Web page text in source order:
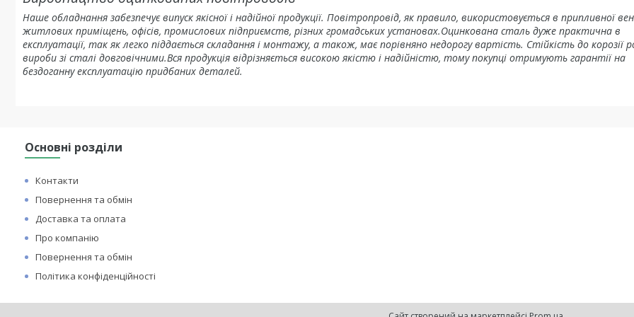
Наше обладнання забезпечує випуск якісної і надійної продукції. Повітропровід, як правило, використовується в припливної
житлових приміщень, офісів, промислових підприємств, різних громадських установах.Оцинкована сталь дуже практична в
експлуатації, так як легко піддається складання і монтажу, а також, має порівняно недорогу вартість. Стійкість до корозії
вироби зі сталі довговічними.Вся продукція відрізняється високою якістю і надійністю, тому покупці отримують гарантії на
бездоганну експлуатацію придбаних деталей.
Основні розділи
Контакти
Повернення та обмін
Доставка та оплата
Про компанію
Повернення та обмін
Політика конфіденційності